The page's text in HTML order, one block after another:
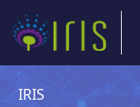
IRIS